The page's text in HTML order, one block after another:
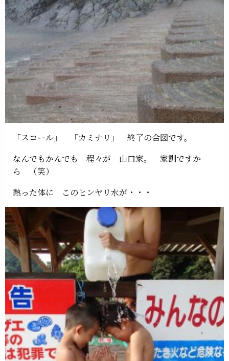
「スコール」 「カミナリ」 終了の合図です。
なんでもかんでも 程々が 山口家。 家訓ですか
ら （笑）
熱った体に このヒンヤリ水が・・・